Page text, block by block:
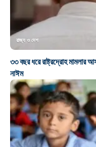
রাজ্য ও দেশ
৩৩ বছর ধরে রাষ্ট্রদ্রোহ মামলার
নাঈম